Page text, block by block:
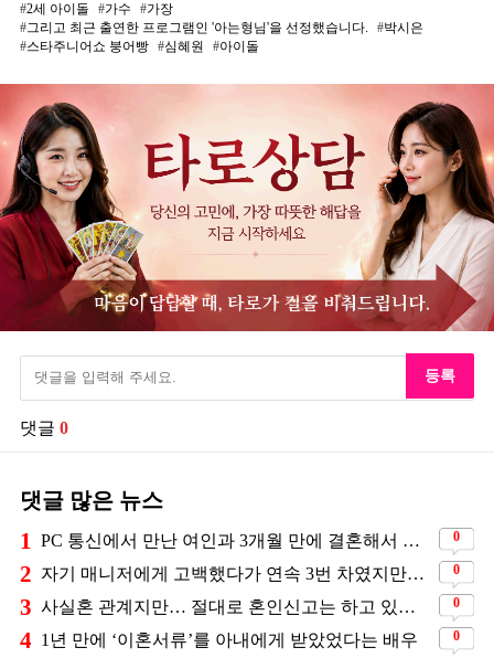
2세 아이돌 가수
가장
그리고 최근 출연한 프로그램인 '아는형님'을 선정했습니다.
박시은
스타주니어쇼 붕어빵
심혜원 아이돌
등록
댓글 0
댓글 많은 뉴스
1 PC 통신에서 만난 여인과 3개월 만에 결혼해서 잘 살고 있는 배우 0
2 자기 매니저에게 고백했다가 연속 3번 차였지만… 결국 결혼에 성공한 배우 0
3 사실혼 관계지만… 절대로 혼인신고는 하고 있지 않다는 배우 0
4 1년 만에 ‘이혼서류’를 아내에게 받았었다는 배우 0